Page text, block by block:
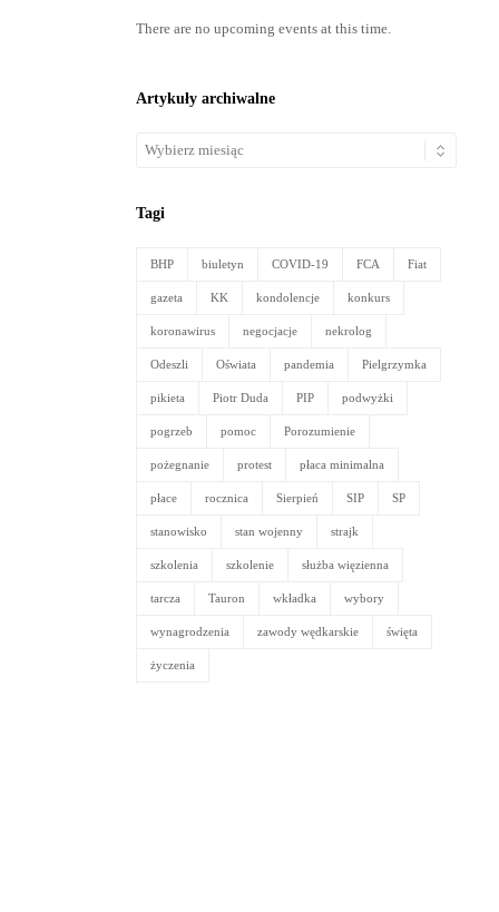
There are no upcoming events at this time.
Artykuły archiwalne
Artykuły
Tagi
BHP biuletyn COVID-19 FCA Fiat
gazeta KK kondolencje konkurs
koronawirus negocjacje nekrolog
Odeszli Oświata pandemia Pielgrzymka
pikieta Piotr Duda PIP podwyżki
pogrzeb pomoc Porozumienie
pożegnanie protest płaca minimalna
płace rocznica Sierpień SIP SP
stanowisko stan wojenny strajk
szkolenia szkolenie służba więzienna
tarcza Tauron wkładka wybory
wynagrodzenia zawody wędkarskie święta
życzenia